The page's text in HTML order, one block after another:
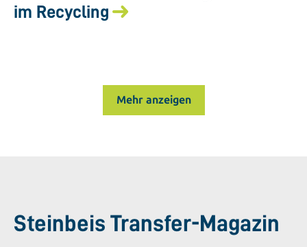
im Recycling
Mehr anzeigen
Steinbeis Transfer-Magazin